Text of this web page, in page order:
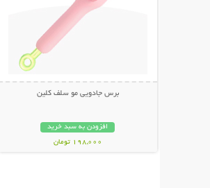
برس جادویی مو سلف کلین
افزودن به سبد خرید
198,000 تومان